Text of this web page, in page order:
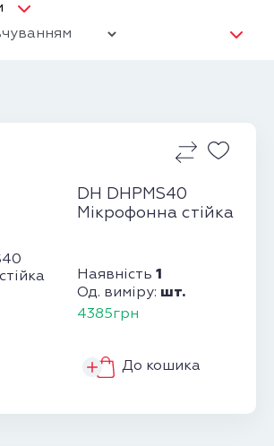
DH DHPMS40
Мікрофонна стійка
Наявність 1
Од. виміру: шт.
4385грн
До кошика